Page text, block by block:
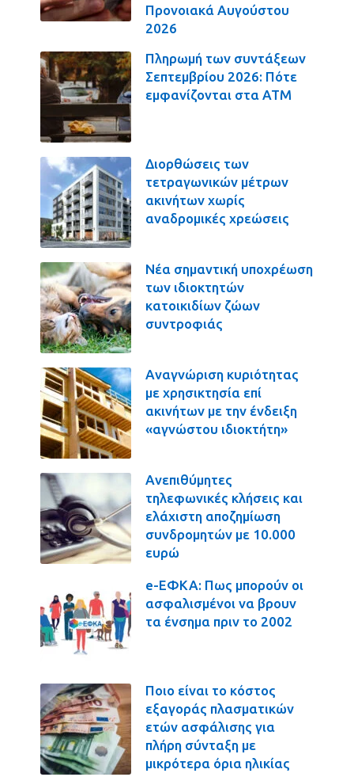
Προνοιακά Αυγούστου
2026
Πληρωμή των συντάξεων
Σεπτεμβρίου 2026: Πότε
εμφανίζονται στα ΑΤΜ
Διορθώσεις των
τετραγωνικών μέτρων
ακινήτων χωρίς
αναδρομικές χρεώσεις
Νέα σημαντική υποχρέωση
των ιδιοκτητών
κατοικιδίων ζώων
συντροφιάς
Αναγνώριση κυριότητας
με χρησικτησία επί
ακινήτων με την ένδειξη
«αγνώστου ιδιοκτήτη»
Ανεπιθύμητες
τηλεφωνικές κλήσεις και
ελάχιστη αποζημίωση
συνδρομητών με 10.000
ευρώ
e-ΕΦΚΑ: Πως μπορούν οι
ασφαλισμένοι να βρουν
τα ένσημα πριν το 2002
Ποιο είναι το κόστος
εξαγοράς πλασματικών
ετών ασφάλισης για
πλήρη σύνταξη με
μικρότερα όρια ηλικίας